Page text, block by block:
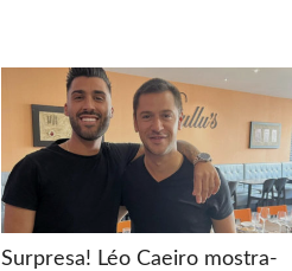
Surpresa! Léo Caeiro mostra-